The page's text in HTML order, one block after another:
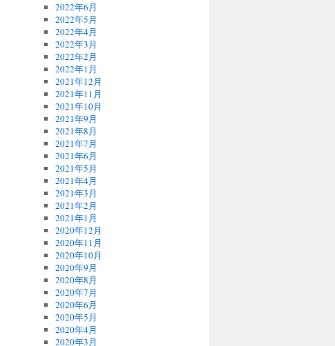
2022年6月
2022年5月
2022年4月
2022年3月
2022年2月
2022年1月
2021年12月
2021年11月
2021年10月
2021年9月
2021年8月
2021年7月
2021年6月
2021年5月
2021年4月
2021年3月
2021年2月
2021年1月
2020年12月
2020年11月
2020年10月
2020年9月
2020年8月
2020年7月
2020年6月
2020年5月
2020年4月
2020年3月